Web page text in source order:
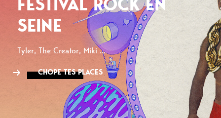
SEINE
Tyler, The Creator, Miki ...
CHOPE TES PLACES